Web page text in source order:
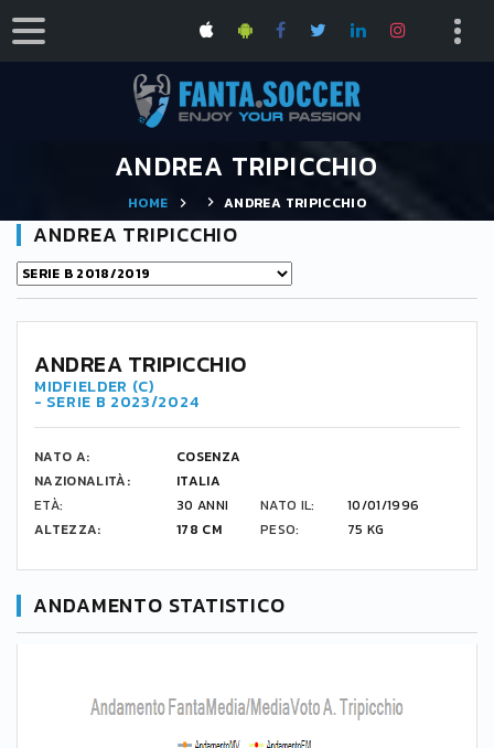
ANDREA TRIPICCHIO
HOME ANDREA TRIPICCHIO
ANDREA TRIPICCHIO
ANDREA TRIPICCHIO
MIDFIELDER (C)
- SERIE B 2023/2024
NATO A:
COSENZA
NAZIONALITÀ:
ITALIA
ETÀ:
30 ANNI NATO IL:
10/01/1996
ALTEZZA:
178 CM PESO: 75 KG
ANDAMENTO STATISTICO